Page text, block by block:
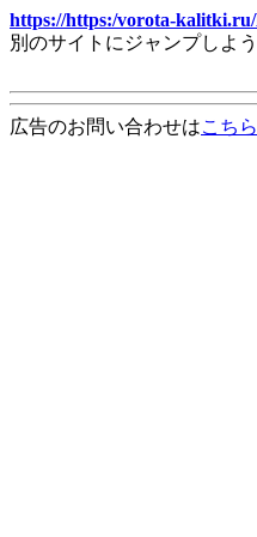
https://https:/vorota-
別のサイトにジャンプしよ
広告のお問い合わせはこちら